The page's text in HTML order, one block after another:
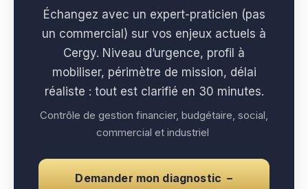
Échangez avec un expert-praticien (pas
un commercial) sur vos enjeux actuels à
Cergy. Niveau d’urgence, profil à
mobiliser, périmètre de mission, délai
réaliste : tout est clarifié en 30 minutes.
Contrôle de gestion financier, budgétaire, social,
commercial et industriel
Demander mon diagnostic –